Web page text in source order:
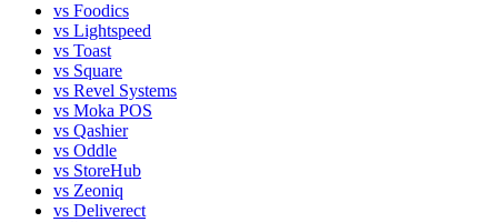
vs Foodics
vs Lightspeed
vs Toast
vs Square
vs Revel Systems
vs Moka POS
vs Qashier
vs Oddle
vs StoreHub
vs Zeoniq
vs Deliverect